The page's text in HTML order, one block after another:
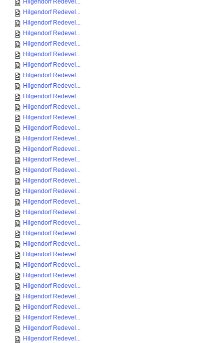
Hilgendorf Redevel...
Hilgendorf Redevel...
Hilgendorf Redevel...
Hilgendorf Redevel...
Hilgendorf Redevel...
Hilgendorf Redevel...
Hilgendorf Redevel...
Hilgendorf Redevel...
Hilgendorf Redevel...
Hilgendorf Redevel...
Hilgendorf Redevel...
Hilgendorf Redevel...
Hilgendorf Redevel...
Hilgendorf Redevel...
Hilgendorf Redevel...
Hilgendorf Redevel...
Hilgendorf Redevel...
Hilgendorf Redevel...
Hilgendorf Redevel...
Hilgendorf Redevel...
Hilgendorf Redevel...
Hilgendorf Redevel...
Hilgendorf Redevel...
Hilgendorf Redevel...
Hilgendorf Redevel...
Hilgendorf Redevel...
Hilgendorf Redevel...
Hilgendorf Redevel...
Hilgendorf Redevel...
Hilgendorf Redevel...
Hilgendorf Redevel...
Hilgendorf Redevel...
Hilgendorf Redevel...